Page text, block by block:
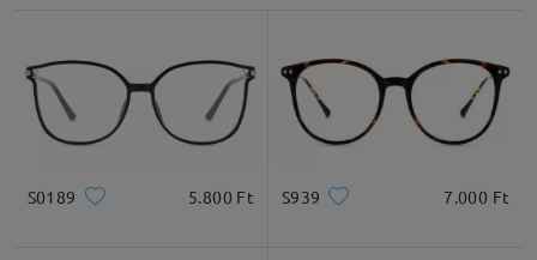
Ajánlott arcformák
S0189 5.800 Ft S939 7.000 Ft